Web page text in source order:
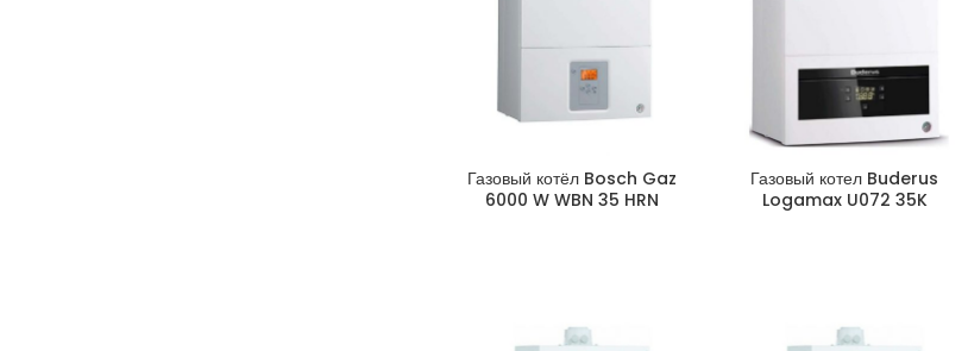
Газовый котёл Bosch Gaz
6000 W WBN 35 HRN
Газовый котел Buderus
Logamax U072 35K